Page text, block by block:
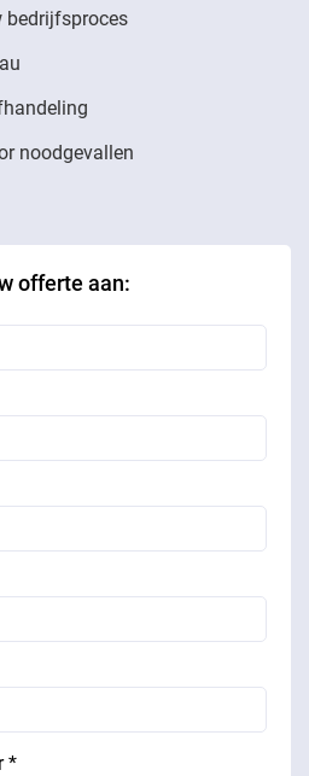
bedrijfsproces
noodgevallen
offerte aan:
*